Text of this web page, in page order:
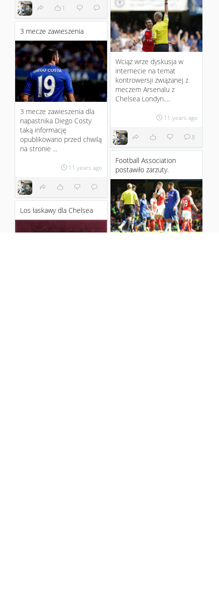
1
Wciąż wrze dyskusja w
internecie na temat
kontrowersji związanej z
meczem Arsenalu z
Chelsea Londyn....
11 years ago
8
3 mecze zawieszenia
3 mecze zawieszenia dla
napastnika Diego Costy
taką informację
opublikowano przed chwilą
na stronie ...
11 years ago
Football Association
postawiło zarzuty.
Los łaskawy dla Chelsea